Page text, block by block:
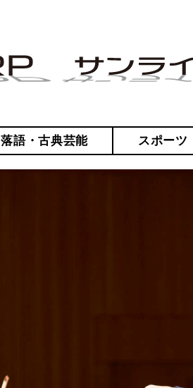
落語・古典芸能 スポーツ